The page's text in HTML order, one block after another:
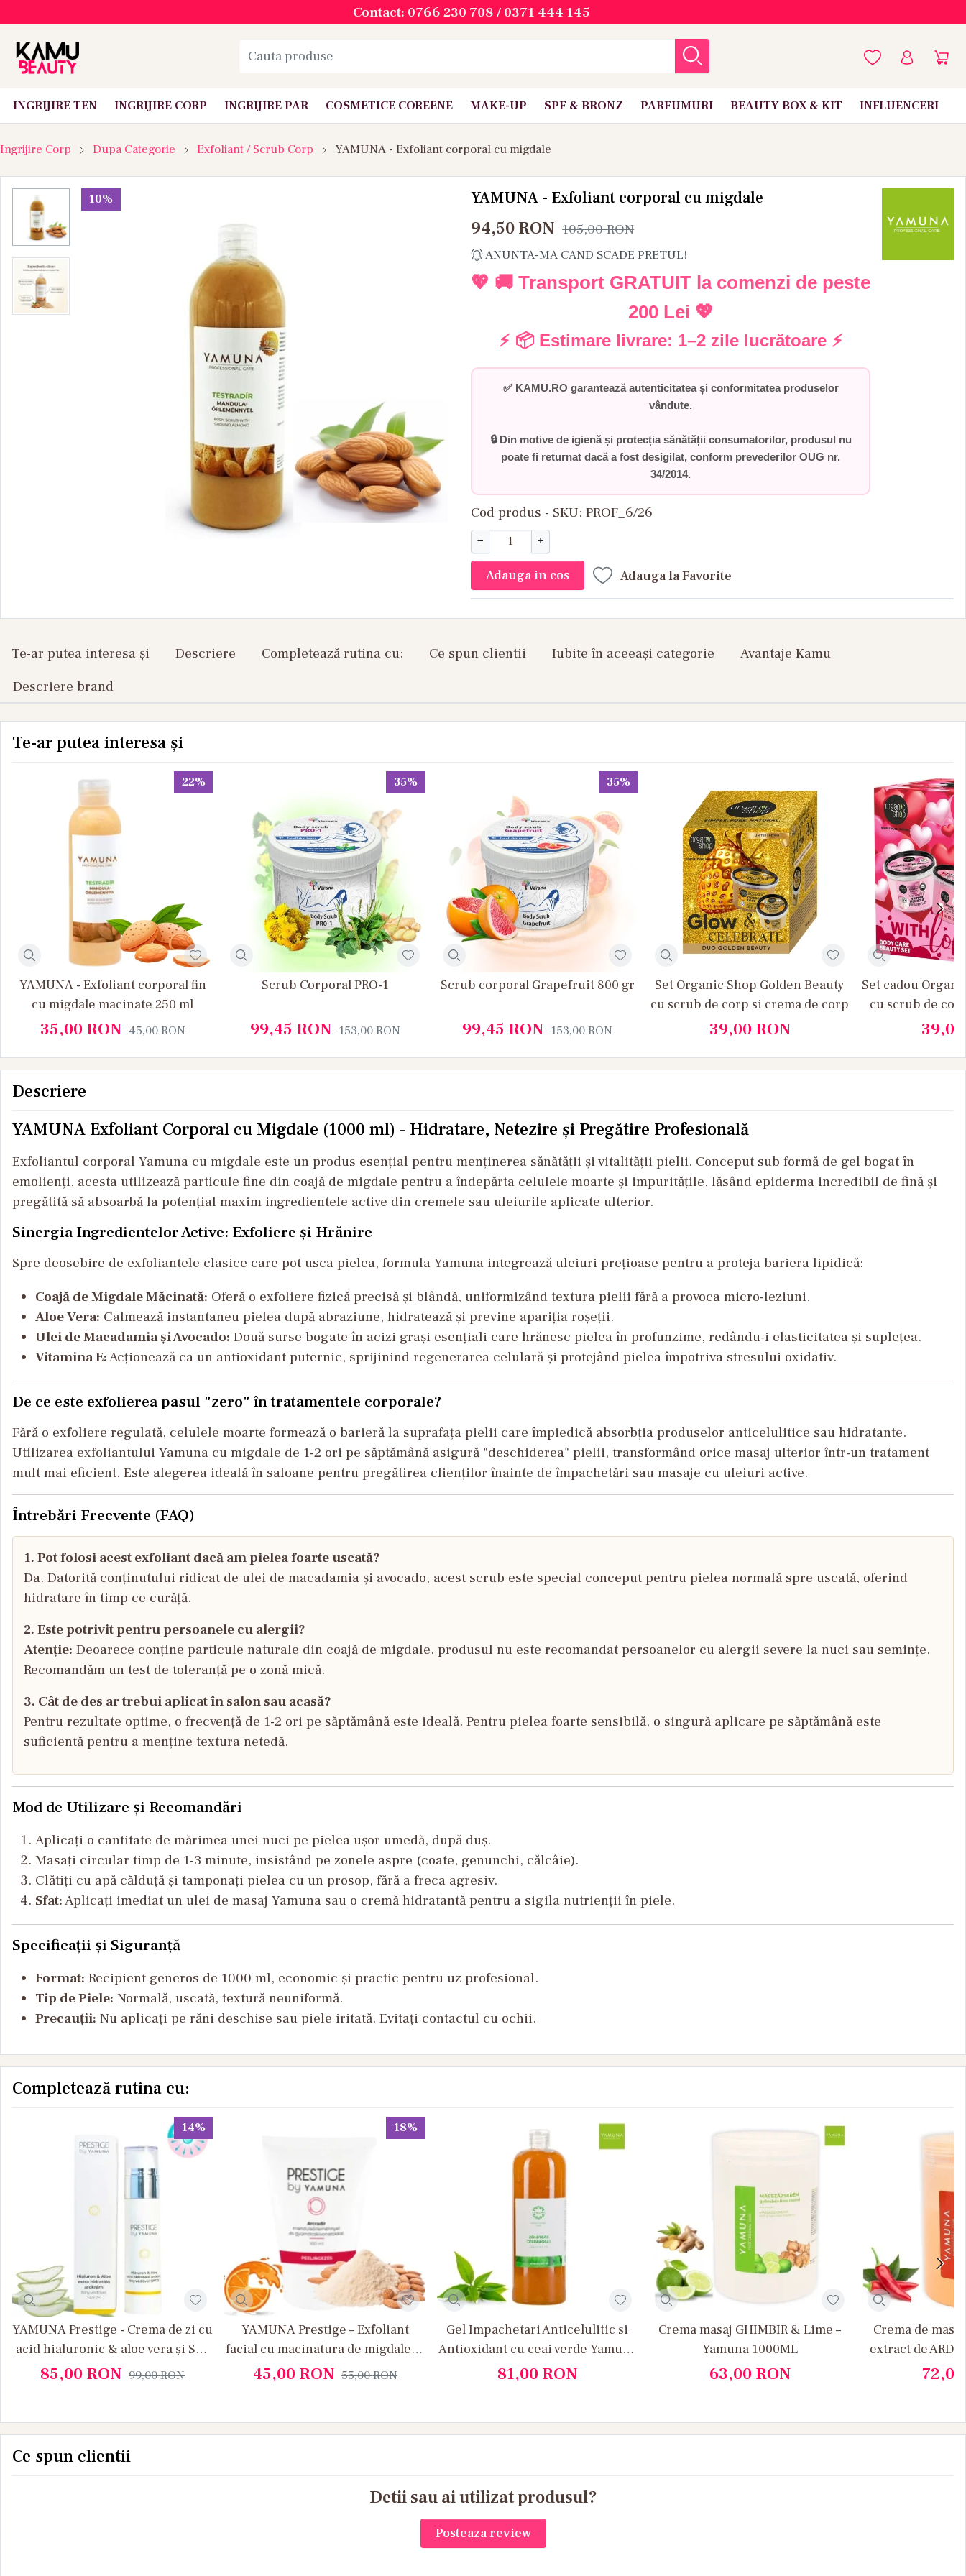
Contact: 0766 230 708 / 0371 444 145
INGRIJIRE TEN INGRIJIRE CORP INGRIJIRE PAR COSMETICE COREENE MAKE-UP SPF & BRONZ PARFUMURI BEAUTY BOX & KIT INFLUENCERI
Ingrijire Corp Dupa Categorie Exfoliant / Scrub Corp YAMUNA - Exfoliant corporal cu migdale
10% YAMUNA - Exfoliant corporal cu migdale
94,50RON 105,00RON
ANUNTA-MA CAND SCADE PRETUL!
💖 🚚 Transport GRATUIT la comenzi de peste
200 Lei 💖
⚡ 📦 Estimare livrare: 1–2 zile lucrătoare⚡
✅ KAMU.RO garantează autenticitatea și conformitatea produselor
vândute.
🔒 Din motive de igienă și protecția sănătății consumatorilor, produsul nu
poate fi returnat dacă a fost desigilat, conform prevederilor OUG nr.
34/2014.
Cod produs - SKU PROF_6/26
− +
Adauga in cos Adauga la Favorite
Te-ar putea interesa și Descriere Completează rutina cu: Ce spun clientii Iubite în aceeași categorie
Avantaje Kamu
Descriere brand
Te-ar putea interesa și
22%
YAMUNA - Exfoliant corporal fin
cu migdale macinate 250 ml
35,00 RON 45,00RON
35%
Scrub Corporal PRO-1
99,45 RON 153,00RON
35%
Scrub corporal Grapefruit 800 gr
99,45 RON 153,00RON
Set Organic Shop Golden Beauty
cu scrub de corp si crema de corp
39,00 RON
Set cadou
cu scrub de
Descriere
YAMUNA Exfoliant Corporal cu Migdale (1000 ml) – Hidratare, Netezire și Pregătire Profesională
Exfoliantul corporal Yamuna cu migdale este un produs esențial pentru menținerea sănătății și vitalității pielii. Conceput sub formă de gel bogat în
emolienți, acesta utilizează particule fine din coajă de migdale pentru a îndepărta celulele moarte și impuritățile, lăsând epiderma incredibil de fină și
pregătită să absoarbă la potențial maxim ingredientele active din cremele sau uleiurile aplicate ulterior.
Sinergia Ingredientelor Active: Exfoliere și Hrănire
Spre deosebire de exfoliantele clasice care pot usca pielea, formula Yamuna integrează uleiuri prețioase pentru a proteja bariera lipidică:
Coajă de Migdale Măcinată: Oferă o exfoliere fizică precisă și blândă, uniformizând textura pielii fără a provoca micro-leziuni.
Aloe Vera: Calmează instantaneu pielea după abraziune, hidratează și previne apariția roșeții.
Ulei de Macadamia și Avocado: Două surse bogate în acizi grași esențiali care hrănesc pielea în profunzime, redându-i elasticitatea și suplețea.
Vitamina E:Acționează ca un antioxidant puternic, sprijinind regenerarea celulară și protejând pielea împotriva stresului oxidativ.
De ce este exfolierea pasul "zero" în tratamentele corporale?
Fără o exfoliere regulată, celulele moarte formează o barieră la suprafața pielii care împiedică absorbția produselor anticelulitice sau hidratante.
Utilizarea exfoliantului Yamuna cu migdale de 1-2 ori pe săptămână asigură "deschiderea" pielii, transformând orice masaj ulterior într-un tratament
mult mai eficient. Este alegerea ideală în saloane pentru pregătirea clienților înainte de împachetări sau masaje cu uleiuri active.
Întrebări Frecvente (FAQ)
1. Pot folosi acest exfoliant dacă am pielea foarte uscată?
Da. Datorită conținutului ridicat de ulei de macadamia și avocado, acest scrub este special conceput pentru pielea normală spre uscată, oferind
hidratare în timp ce curăță.
2. Este potrivit pentru persoanele cu alergii?
Atenție: Deoarece conține particule naturale din coajă de migdale, produsul nu este recomandat persoanelor cu alergii severe la nuci sau semințe.
Recomandăm un test de toleranță pe o zonă mică.
3. Cât de des ar trebui aplicat în salon sau acasă?
Pentru rezultate optime, o frecvență de 1-2 ori pe săptămână este ideală. Pentru pielea foarte sensibilă, o singură aplicare pe săptămână este
suficientă pentru a menține textura netedă.
Mod de Utilizare și Recomandări
Aplicați o cantitate de mărimea unei nuci pe pielea ușor umedă, după duș.
Masați circular timp de 1-3 minute, insistând pe zonele aspre (coate, genunchi, călcâie).
Clătiți cu apă călduță și tamponați pielea cu un prosop, fără a freca agresiv.
Sfat:Aplicați imediat un ulei de masaj Yamuna sau o cremă hidratantă pentru a sigila nutrienții în piele.
Specificații și Siguranță
Format: Recipient generos de 1000 ml, economic și practic pentru uz profesional.
Tip de Piele: Normală, uscată, textură neuniformă.
Precauții: Nu aplicați pe răni deschise sau piele iritată. Evitați contactul cu ochii.
Completează rutina cu:
14%
YAMUNA Prestige - Crema de zi cu
acid hialuronic & aloe vera și SPF
25
85,00 RON 99,00RON
18%
YAMUNA Prestige – Exfoliant
facial cu macinatura de migdale si
extract din fructe
45,00 RON 55,00RON
Gel Impachetari Anticelulitic si
Antioxidant cu ceai verde Yamuna
1 L
81,00 RON
Crema masaj GHIMBIR & Lime –
Yamuna 1000ML
63,00 RON
Crema de
extract de
Ce spun clientii
Detii sau ai utilizat produsul?
Posteaza review